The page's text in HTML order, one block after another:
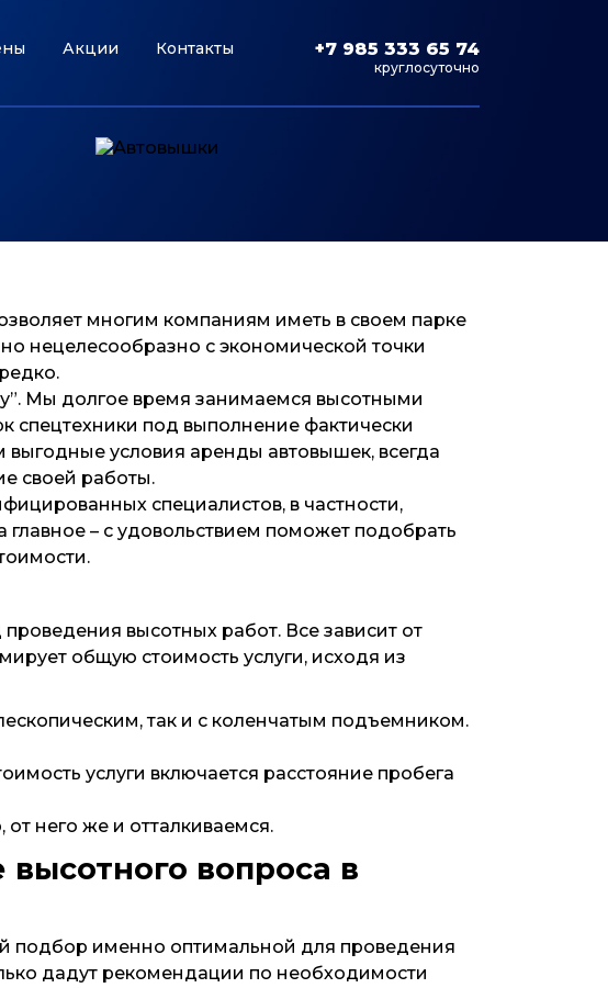
+7 985 333 65 74
круглосуточно
Акции Контакты
многим компаниям иметь в своем парке
нецелесообразно с экономической точки
Мы долгое время занимаемся высотными
спецтехники под выполнение фактически
условия аренды автовышек, всегда
своей работы.
специалистов, в частности,
– с удовольствием поможет подобрать
высотных работ. Все зависит от
общую стоимость услуги, исходя из
так и с коленчатым подъемником.
услуги включается расстояние пробега
него же и отталкиваемся.
вопроса в
подбор именно оптимальной для проведения
дадут рекомендации по необходимости